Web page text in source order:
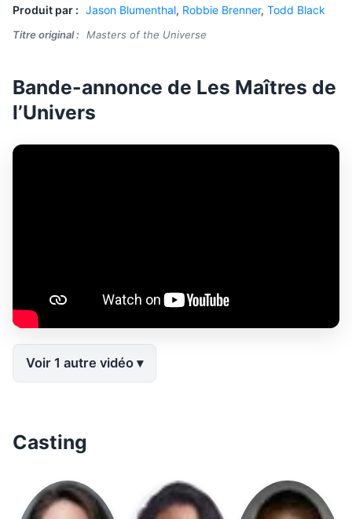
Produit par : Jason Blumenthal, Robbie Brenner, Todd Black
Titre original : Masters of the Universe
Bande-annonce de Les Maîtres de
l’Univers
Voir 1 autre vidéo
Casting